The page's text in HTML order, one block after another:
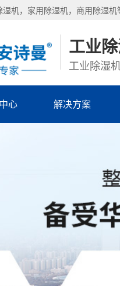
机，家用除湿机，商用除湿机
工业
工业除湿
心 解决方案